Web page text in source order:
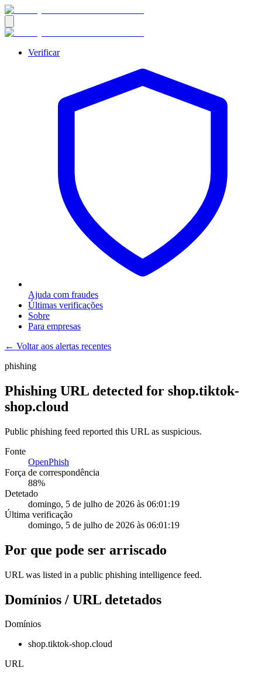
Verificar
Ajuda com fraudes
Últimas verificações
Sobre
Para empresas
← Voltar aos alertas recentes
phishing
Phishing URL detected for shop.tiktok-
shop.cloud
Public phishing feed reported this URL as suspicious.
Fonte
OpenPhish
Força de correspondência
88%
Detetado
domingo, 5 de julho de 2026 às 06:01:19
Última verificação
domingo, 5 de julho de 2026 às 06:01:19
Por que pode ser arriscado
URL was listed in a public phishing intelligence feed.
Domínios / URL detetados
Domínios
shop.tiktok-shop.cloud
URL